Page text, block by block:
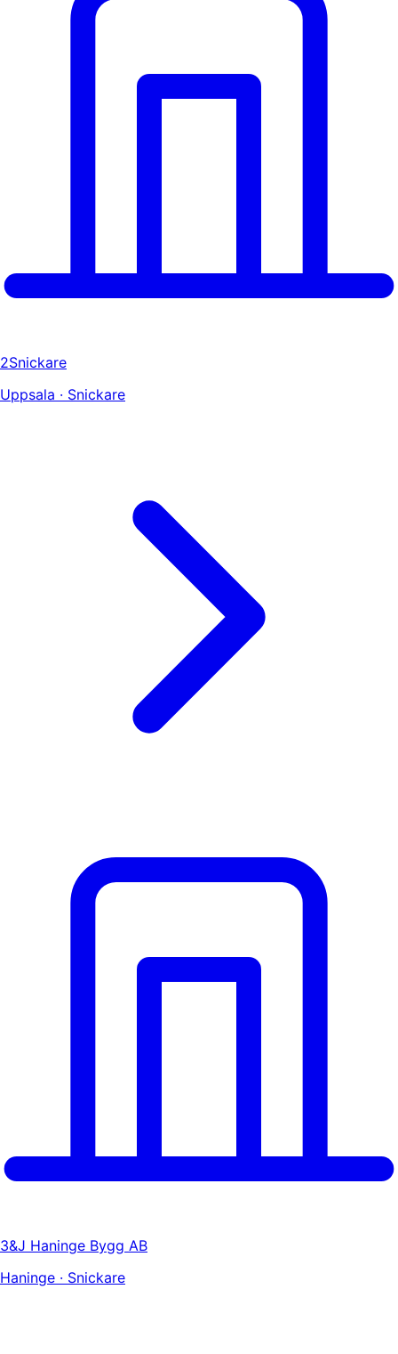
2Snickare
Uppsala · Snickare
3&J Haninge Bygg AB
Haninge · Snickare